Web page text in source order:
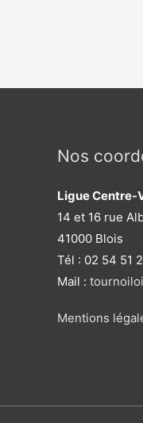
Nos
Ligue Centre-
14 et 16 rue
41000 Blois
Tél : 02 54 51
Mail :
Mentions